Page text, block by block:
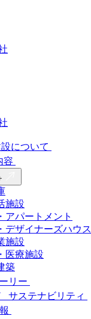
について
容
施設
アパートメント
デザイナーズハウス
施設
医療施設
築
リー
サステナビリティ